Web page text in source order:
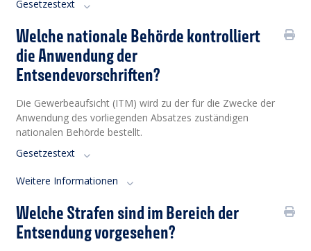
Gesetzestext
Welche nationale Behörde kontrolliert
die Anwendung der
Entsendevorschriften?
Die Gewerbeaufsicht (ITM) wird zu der für die Zwecke der
Anwendung des vorliegenden Absatzes zuständigen
nationalen Behörde bestellt.
Gesetzestext
Weitere Informationen
Welche Strafen sind im Bereich der
Entsendung vorgesehen?